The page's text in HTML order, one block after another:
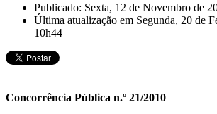
Publicado: Sexta, 12 de Novembro de
Última atualização em Segunda, 20 de
10h44
Concorrência Pública n.º 21/2010